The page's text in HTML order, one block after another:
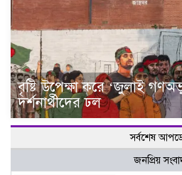
বৃষ্টি উপেক্ষা করে ‘জুলাই
দর্শনার্থীদের ঢল
সর্বশেষ
জনপ্রিয়